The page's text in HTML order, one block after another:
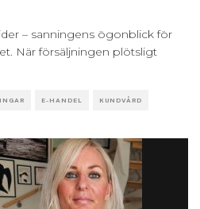
– sanningens ögonblick för
När försäljningen plötsligt
E-HANDEL KUNDVÅRD